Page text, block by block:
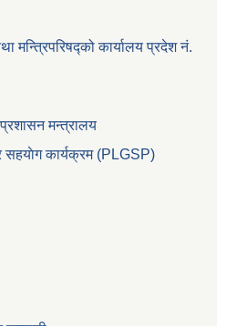
मन्त्रिपरिषद्को कार्यालय प्रदेश नं.
मन्त्रालय
सहयाेग कार्यक्रम (PLGSP)